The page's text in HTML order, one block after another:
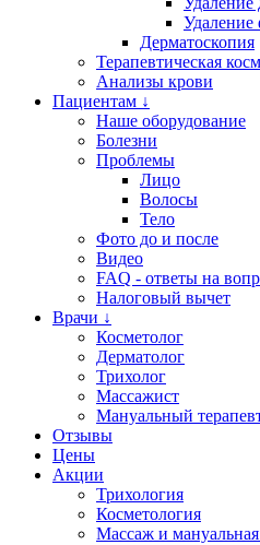
Дерматоскопия
Терапевтическая
Анализы крови
Пациентам ↓
Наше оборудование
Болезни
Проблемы
Лицо
Волосы
Тело
Фото до и после
Видео
FAQ - ответы на
Налоговый вычет
Врачи ↓
Косметолог
Дерматолог
Трихолог
Массажист
Мануальный
Отзывы
Цены
Акции
Трихология
Косметология
Массаж и